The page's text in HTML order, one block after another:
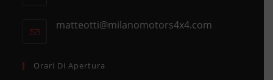
your
matteotti@milanomotors4x4.comOpens
Orari Di Apertura